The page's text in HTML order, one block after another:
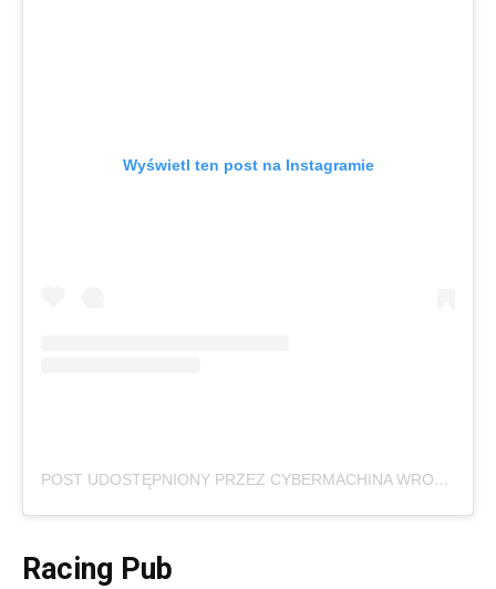
Wyświetl ten post na Instagramie
POST UDOSTĘPNIONY PRZEZ CYBERMACHINA WROCŁAW (@CYBERMACHINA.WROCLAW)
Racing Pub